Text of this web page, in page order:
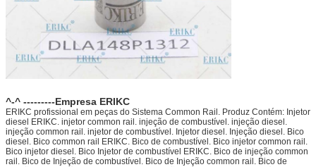
^-^ ---------Empresa ERIKC
ERIKC profissional em peças do Sistema Common Rail. Produz Contém: Injetor
diesel ERIKC. injetor common rail. injeção de combustível. injeção diesel.
injeção common rail. injetor de combustível. Injetor diesel. Injeção diesel. Bico
diesel. Bico common rail ERIKC. Bico de combustível. Bico injetor common rail.
Bico injetor diesel. Bico Injetor de combustível ERIKC. Bico de injeção common
rail. Bico de Injeção de combustível. Bico de Injeção common rail. Bico de